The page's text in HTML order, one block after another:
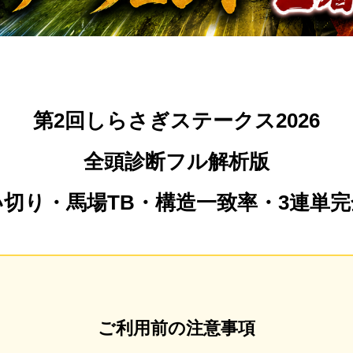
第2回しらさぎステークス2026
全頭診断フル解析版
り・馬場TB・構造一致率・3連単
ご利用前の注意事項